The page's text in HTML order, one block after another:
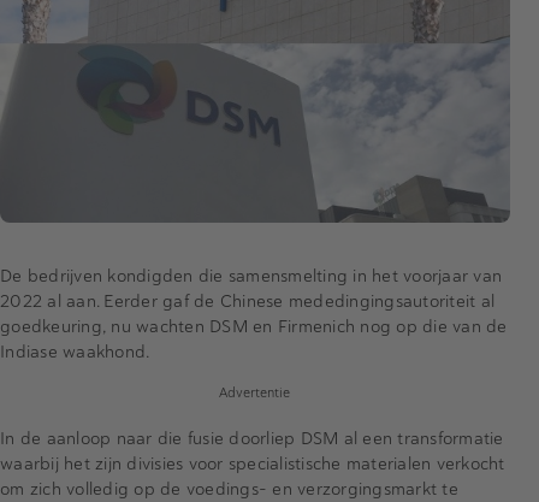
De bedrijven kondigden die samensmelting in het voorjaar van
2022 al aan. Eerder gaf de Chinese mededingingsautoriteit al
goedkeuring, nu wachten DSM en Firmenich nog op die van de
Indiase waakhond.
Advertentie
In de aanloop naar die fusie doorliep DSM al een transformatie
waarbij het zijn divisies voor specialistische materialen verkocht
om zich volledig op de voedings- en verzorgingsmarkt te